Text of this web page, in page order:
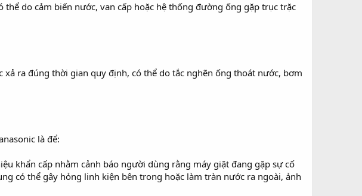
do cảm biến nước, van cấp hoặc hệ thống đường ống gặp trục trặc
ra đúng thời gian quy định, có thể do tắc nghẽn ống thoát nước, bơm
là để:
khẩn cấp nhằm cảnh báo người dùng rằng máy giặt đang gặp sự cố
có thể gây hỏng linh kiện bên trong hoặc làm tràn nước ra ngoài, ảnh